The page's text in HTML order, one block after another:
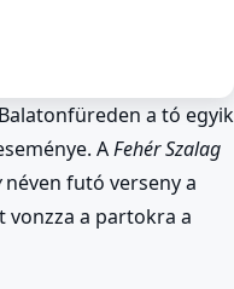
Szalag
Balatonfüreden a tó egyik
AFehér Szalag
néven futó verseny a
vonzza a partokra a